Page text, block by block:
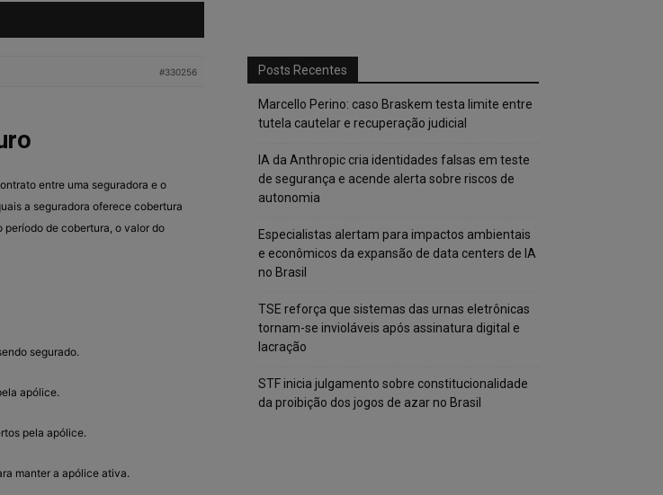
#330256
entre uma seguradora e o
a seguradora oferece cobertura
período de cobertura, o valor do
segurado.
apólice.
pela apólice.
manter a apólice ativa.
Posts Recentes
Marcello Perino: caso Braskem testa limite entre
tutela cautelar e recuperação judicial
IA da Anthropic cria identidades falsas em teste
de segurança e acende alerta sobre riscos de
autonomia
Especialistas alertam para impactos ambientais
e econômicos da expansão de data centers de IA
no Brasil
TSE reforça que sistemas das urnas eletrônicas
tornam-se invioláveis após assinatura digital e
lacração
STF inicia julgamento sobre constitucionalidade
da proibição dos jogos de azar no Brasil